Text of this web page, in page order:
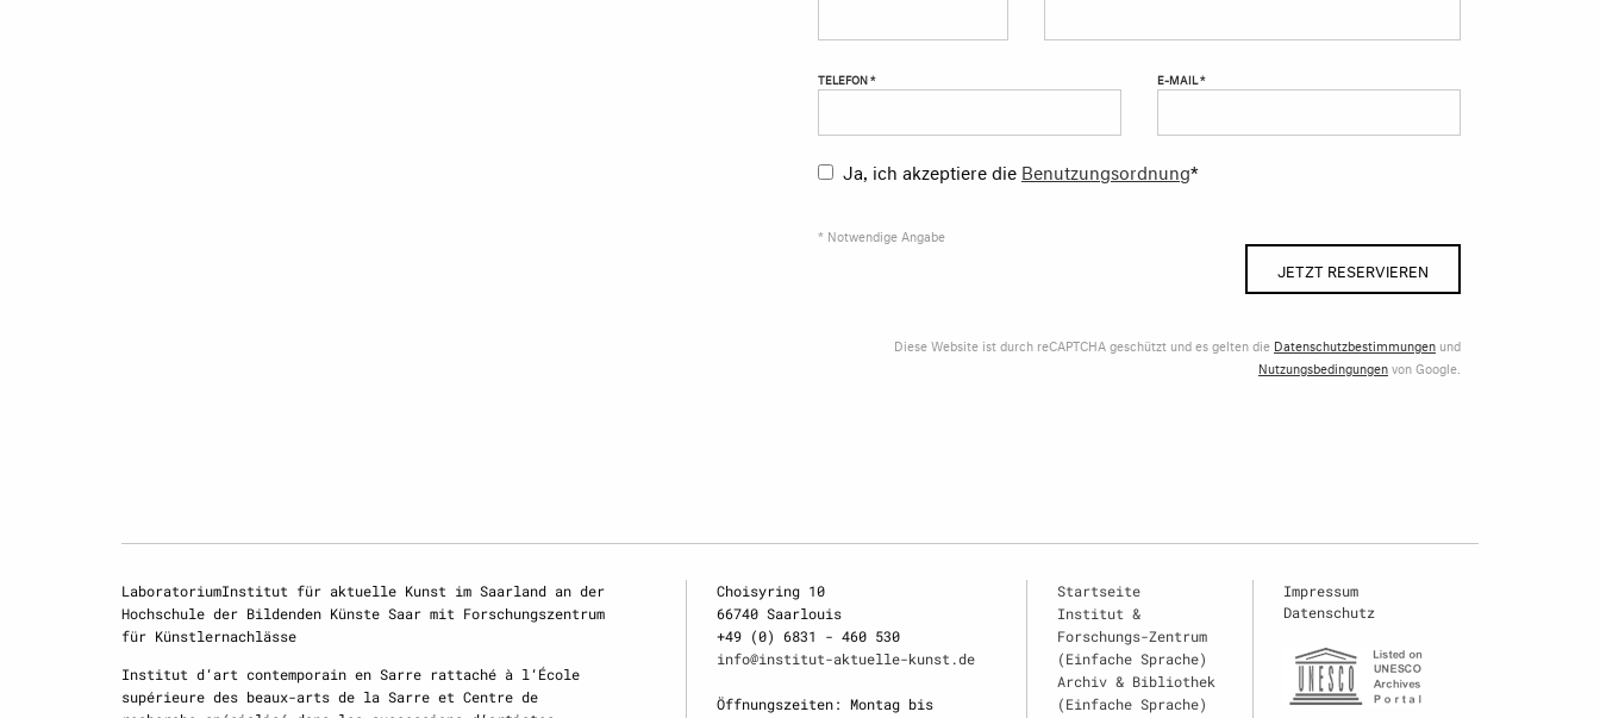
TELEFON * E-MAIL *
Ja, ich akzeptiere die Benutzungsordnung*
* Notwendige Angabe
JETZT RESERVIEREN
Diese Website ist durch reCAPTCHA geschützt und es gelten die Datenschutzbestimmungen und
Nutzungsbedingungenvon Google.
LaboratoriumInstitut für aktuelle Kunst im Saarland an der
Hochschule der Bildenden Künste Saar mit Forschungszentrum
für Künstlernachlässe
Institut d‘art contemporain en Sarre rattaché à l‘École
supérieure des beaux-arts de la Sarre et Centre de
Choisyring 10
66740 Saarlouis
+49 (0) 6831 - 460 530
info@institut-aktuelle-kunst.de
Öffnungszeiten: Montag bis
Startseite
Institut &
Forschungs-Zentrum
(Einfache Sprache)
Archiv & Bibliothek
(Einfache Sprache)
Impressum
Datenschutz